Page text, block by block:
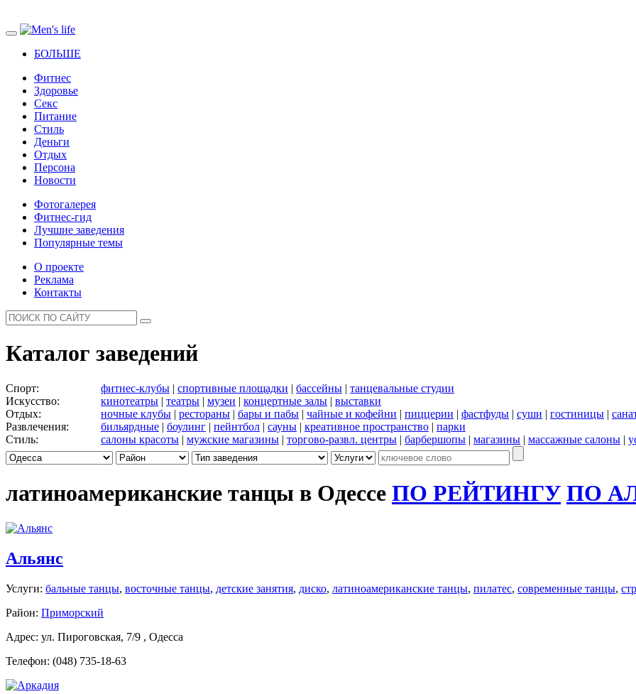
БОЛЬШЕ
Фитнес
Здоровье
Секс
Питание
Стиль
Деньги
Отдых
Персона
Новости
Фотогалерея
Фитнес-гид
Лучшие заведения
Популярные темы
О проекте
Реклама
Контакты
Каталог заведений
Спорт: фитнес-клубы | спортивные площадки | бассейны | танцевальные студии
Искусство:
кинотеатры | театры | музеи | концертные залы | выставки
Отдых:
ночные клубы | рестораны | бары и пабы | чайные и кофейни | пиццерии | фастфуды | суши | гостиницы |
Развлечения:
бильярдные | боулинг | пейнтбол | сауны | креативное пространство | парки
Стиль:
салоны красоты | мужские магазины | торгово-развл. центры | барбершопы | магазины | массажные салоны |
латиноамериканские танцы в Одессе ПО РЕЙТИНГУ ПО
Альянс
Услуги: бальные танцы, восточные танцы, детские занятия, диско, латиноамериканские танцы, пилатес, современные танцы,
Район: Приморский
Адрес: ул. Пироговская, 7/9 , Одесса
Телефон: (048) 735-18-63